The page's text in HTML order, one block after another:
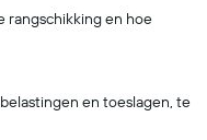
rangschikking en hoe
en toeslagen, te